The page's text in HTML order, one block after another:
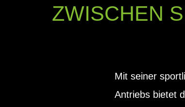
ZWISCHEN
Mit seiner
Antriebs bietet